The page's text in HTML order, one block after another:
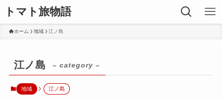
トマト旅物語
ホーム 地域 江ノ島
江ノ島 – category –
地域 江ノ島